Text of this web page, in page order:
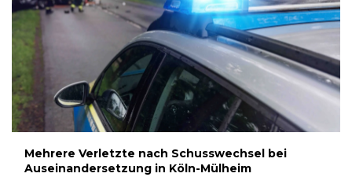
Mehrere Verletzte nach Schusswechsel bei
Auseinandersetzung in Köln-Mülheim